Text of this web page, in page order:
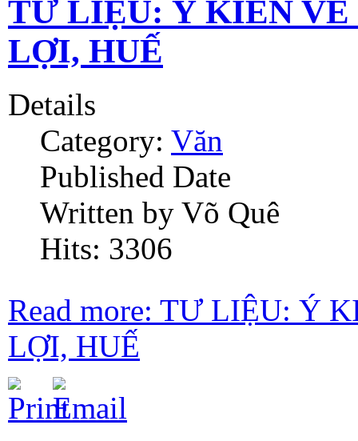
TƯ LIỆU: Ý KIẾN VỀ
LỢI, HUẾ
Details
Category: Văn
Published Date
Written by Võ Quê
Hits: 3306
Read more: TƯ LIỆU: Ý
LỢI, HUẾ